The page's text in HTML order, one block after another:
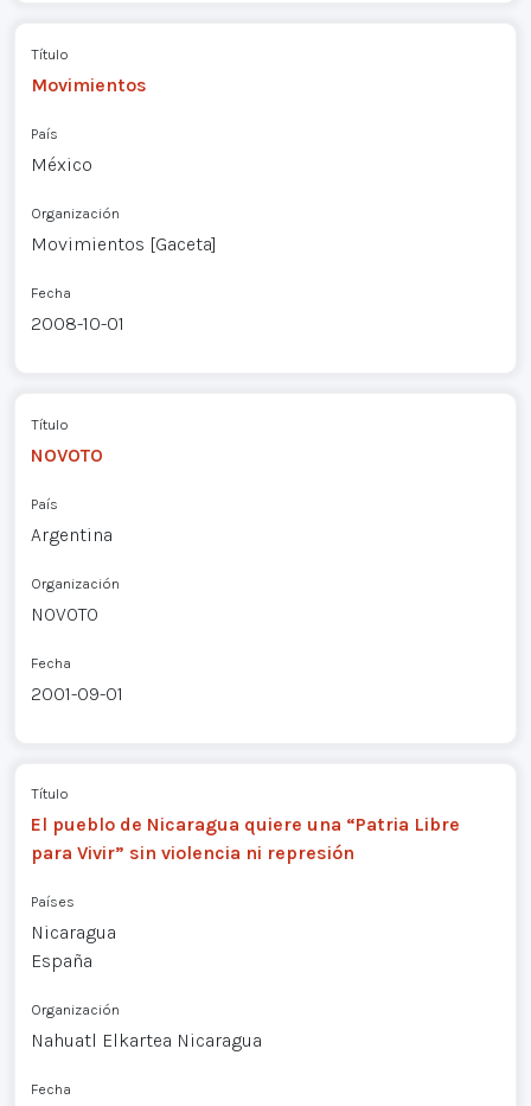
Título
Movimientos
País
México
Organización
Movimientos [Gaceta]
Fecha
2008-10-01
Título
NOVOTO
País
Argentina
Organización
NOVOTO
Fecha
2001-09-01
Título
El pueblo de Nicaragua quiere una “Patria Libre
para Vivir” sin violencia ni represión
Países
Nicaragua
España
Organización
Nahuatl Elkartea Nicaragua
Fecha